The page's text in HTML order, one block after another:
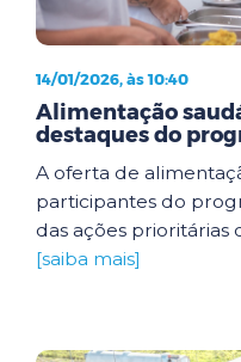
14/01/2026, às 10:40
Alimentação
destaques do
A oferta de
participantes do
das ações prioritárias
[saiba mais]